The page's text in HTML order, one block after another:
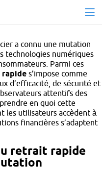
a connu une mutation
technologies numériques
Parmi ces
s’impose comme
d’efficacité, de sécurité et
attentifs des
en quoi cette
les utilisateurs accèdent à
financières s’adaptent
retrait rapide